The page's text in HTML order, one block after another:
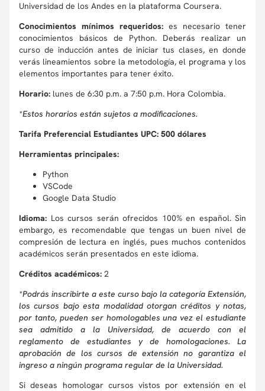
Universidad de los Andes en la plataforma Coursera.
Conocimientos mínimos requeridos: es necesario tener
conocimientos básicos de Python. Deberás realizar un
curso de inducción antes de iniciar tus clases, en donde
verás lineamientos sobre la metodología, el programa y los
elementos importantes para tener éxito.
Horario: lunes de 6:30 p.m. a 7:50 p.m. Hora Colombia.
*Estos horarios están sujetos a modificaciones.
Tarifa Preferencial Estudiantes UPC: 500 dólares
Herramientas principales:
Python
VSCode
Google Data Studio
Idioma: Los cursos serán ofrecidos 100% en español. Sin
embargo, es recomendable que tengas un buen nivel de
compresión de lectura en inglés, pues muchos contenidos
académicos serán presentados en este idioma.
Créditos académicos: 2
*Podrás inscribirte a este curso bajo la categoría Extensión,
los cursos bajo esta modalidad otorgan créditos y notas,
por tanto, pueden ser homologables una vez el estudiante
sea admitido a la Universidad, de acuerdo con el
reglamento de estudiantes y de homologaciones. La
aprobación de los cursos de extensión no garantiza el
ingreso a ningún programa regular de la Universidad.
Si deseas homologar cursos vistos por extensión en el